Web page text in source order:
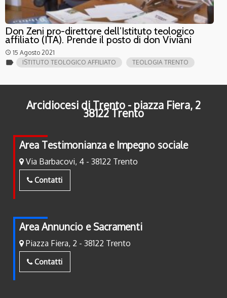
Don Zeni pro-direttore dell’Istituto teologico
affiliato (ITA). Prende il posto di don Viviani
access_time 15 Agosto 2021
label ISTITUTO TEOLOGICO AFFILIATO TEOLOGIA TRENTO
Arcidiocesi di Trento - piazza Fiera, 2
38122 Trento
Area Testimonianza e Impegno sociale
Via Barbacovi, 4 - 38122 Trento
Contatti
Area Annuncio e Sacramenti
Piazza Fiera, 2 - 38122 Trento
Contatti